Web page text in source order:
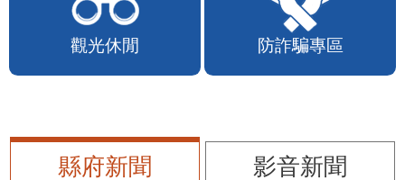
觀光休閒 防詐騙專區
縣府新聞
影音新聞